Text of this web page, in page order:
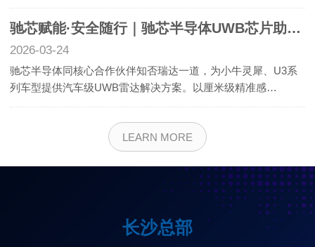
驰芯赋能·安全随行｜驰芯半导体UWB芯片助力小牛灵犀、U3系列，开创智慧出行与两轮车安全新纪元
2026-03-24
驰芯半导体同核心合作伙伴知否瑞达一道，为小牛灵犀、U3系
列车型提供汽车级UWB雷达解决方案。以厘米级精准感…
LEARN MORE
长沙总部